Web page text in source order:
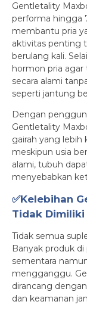
Gentletality
performa hingga
membantu pria
aktivitas penting
berulang kali.
hormon pria
secara alami
seperti jantung
Dengan
Gentletality
gairah yang
meskipun usia
alami, tubuh
menyebabkan
✅Kelebihan
Tidak Dimiliki
Tidak semua
Banyak produk
sementara
mengganggu.
dirancang
dan keamanan